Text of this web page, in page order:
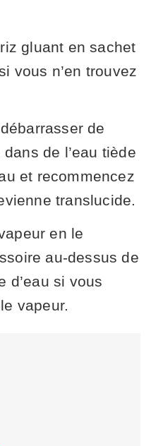
gluant en sachet
vous n’en trouvez
de
de l’eau tiède
et recommencez
translucide.
en le
au-dessus de
d’eau si vous
vapeur.